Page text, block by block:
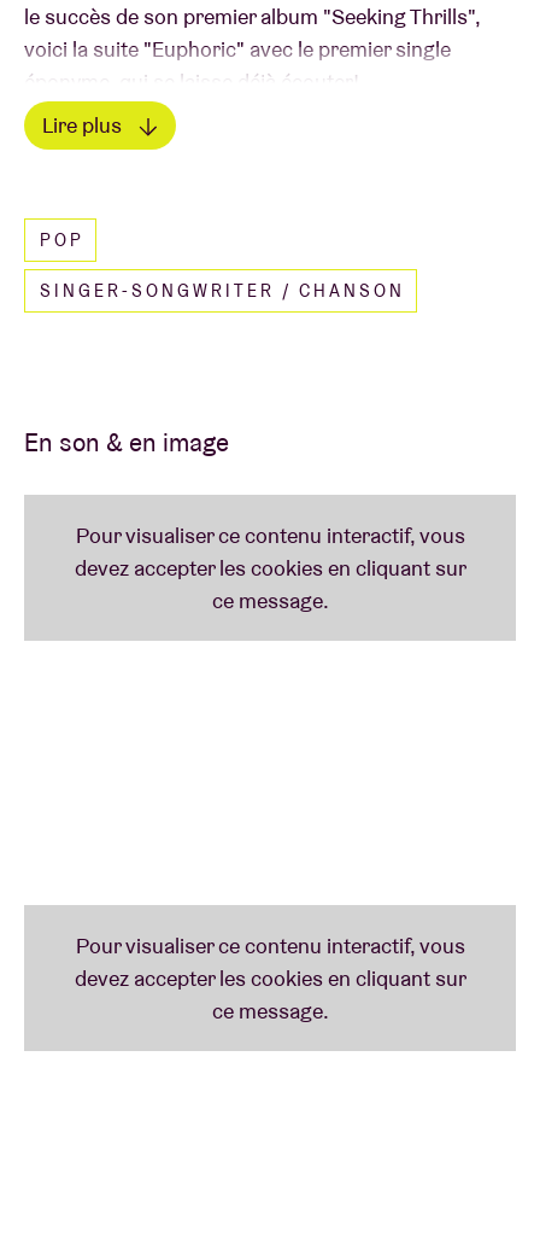
le succès de son premier album "Seeking Thrills",
voici la suite "Euphoric" avec le premier single
éponyme, qui se laisse déjà écouter!
Lire plus
POP
SINGER-SONGWRITER / CHANSON
En son & en image